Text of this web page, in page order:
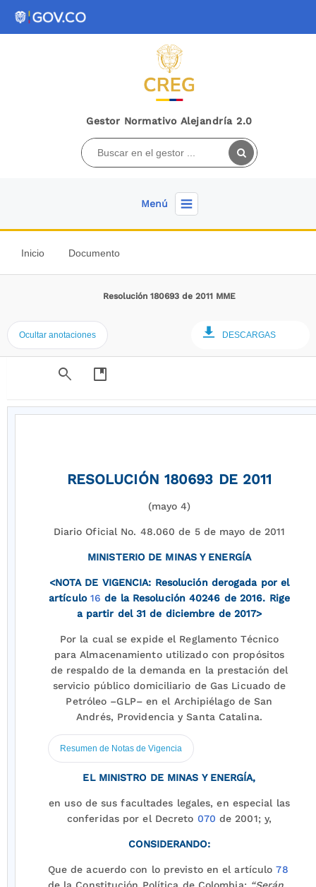
Gestor Normativo Alejandría 2.0
Menú
Inicio Documento
Resolución 180693 de 2011 MME
Ocultar anotaciones DESCARGAS
search developer_guide
RESOLUCIÓN 180693 DE 2011
(mayo 4)
Diario Oficial No. 48.060 de 5 de mayo de 2011
MINISTERIO DE MINAS Y ENERGÍA
<NOTA DE VIGENCIA: Resolución derogada por el
artículo 16 de la Resolución 40246 de 2016. Rige
a partir del 31 de diciembre de 2017>
Por la cual se expide el Reglamento Técnico
para Almacenamiento utilizado con propósitos
de respaldo de la demanda en la prestación del
servicio público domiciliario de Gas Licuado de
Petróleo –GLP– en el Archipiélago de San
Andrés, Providencia y Santa Catalina.
Resumen de Notas de Vigencia
EL MINISTRO DE MINAS Y ENERGÍA,
en uso de sus facultades legales, en especial las
conferidas por el Decreto 070 de 2001; y,
CONSIDERANDO:
Que de acuerdo con lo previsto en el artículo78